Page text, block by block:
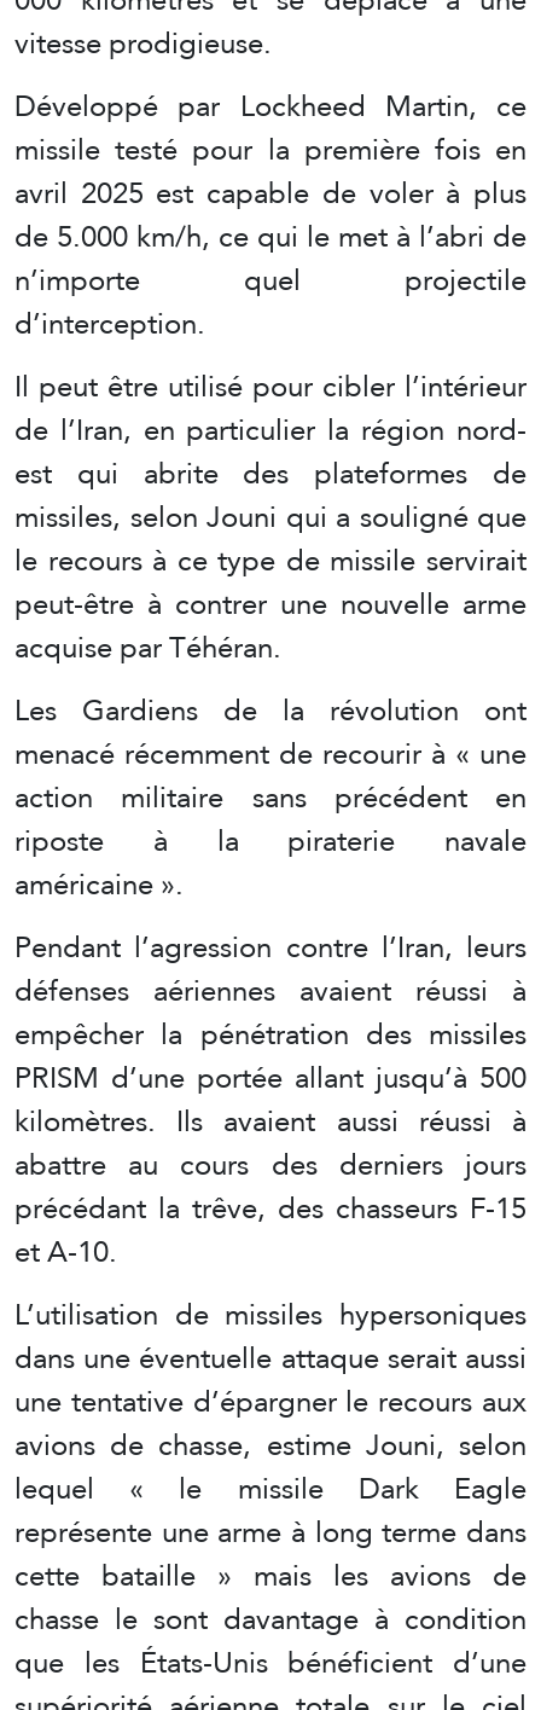
vitesse prodigieuse.
Développé par Lockheed Martin, ce
missile testé pour la première fois en
avril 2025 est capable de voler à plus
de 5.000 km/h, ce qui le met à l’abri de
n’importe quel projectile
d’interception.
Il peut être utilisé pour cibler l’intérieur
de l’Iran, en particulier la région nord-
est qui abrite des plateformes de
missiles, selon Jouni qui a souligné que
le recours à ce type de missile servirait
peut-être à contrer une nouvelle arme
acquise par Téhéran.
Les Gardiens de la révolution ont
menacé récemment de recourir à « une
action militaire sans précédent en
riposte à la piraterie navale
américaine ».
Pendant l’agression contre l’Iran, leurs
défenses aériennes avaient réussi à
empêcher la pénétration des missiles
PRISM d’une portée allant jusqu’à 500
kilomètres. Ils avaient aussi réussi à
abattre au cours des derniers jours
précédant la trêve, des chasseurs F-15
et A-10.
L’utilisation de missiles hypersoniques
dans une éventuelle attaque serait aussi
une tentative d’épargner le recours aux
avions de chasse, estime Jouni, selon
lequel « le missile Dark Eagle
représente une arme à long terme dans
cette bataille » mais les avions de
chasse le sont davantage à condition
que les États-Unis bénéficient d’une